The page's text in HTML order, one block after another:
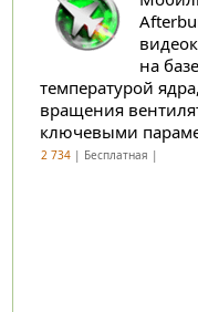
на
температурой
вращения
ключевыми
2 734| Бесплатная |